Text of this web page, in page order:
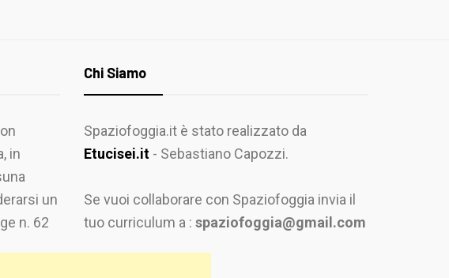
in
un
n. 62
Chi Siamo
Spaziofoggia.it è stato realizzato da
Etucisei.it - Sebastiano Capozzi.
Se vuoi collaborare con Spaziofoggia invia il
tuo curriculum a : spaziofoggia@gmail.com